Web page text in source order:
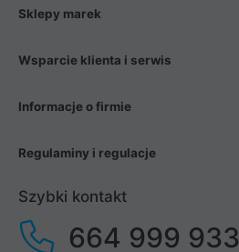
Sklepy marek
Wsparcie klienta i serwis
Informacje o firmie
Regulaminy i regulacje
Szybki kontakt
664 999 933